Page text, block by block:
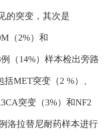
的突变，其次是
（2%）和
（14%）样本检出旁路
MET突变（2 %）、
突变（3%）和NF2
洛拉替尼耐药样本进行